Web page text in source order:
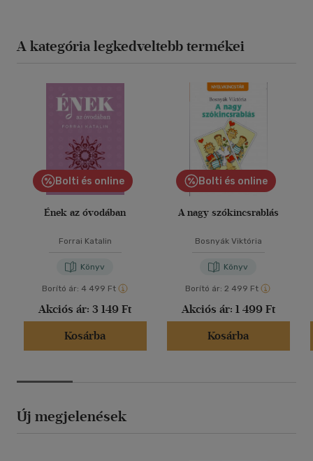
A kategória legkedveltebb termékei
Bolti és online
Ének az óvodában
Forrai Katalin
Könyv
Borító ár: 4 499 Ft
Akciós ár: 3 149 Ft
Kosárba
Bolti és online
A nagy szókincsrablás
Bosnyák Viktória
Könyv
Borító ár: 2 499 Ft
Akciós ár: 1 499 Ft
Kosárba
Új megjelenések